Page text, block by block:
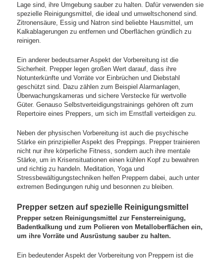
Lage sind, ihre Umgebung sauber zu halten. Dafür verwenden sie
spezielle Reinigungsmittel, die ideal und umweltschonend sind.
Zitronensäure, Essig und Natron sind beliebte Hausmittel, um
Kalkablagerungen zu entfernen und Oberflächen gründlich zu
reinigen.
Ein anderer bedeutsamer Aspekt der Vorbereitung ist die
Sicherheit. Prepper legen großen Wert darauf, dass ihre
Notunterkünfte und Vorräte vor Einbrüchen und Diebstahl
geschützt sind. Dazu zählen zum Beispiel Alarmanlagen,
Überwachungskameras und sichere Verstecke für wertvolle
Güter. Genauso Selbstverteidigungstrainings gehören oft zum
Repertoire eines Preppers, um sich im Ernstfall verteidigen zu.
Neben der physischen Vorbereitung ist auch die psychische
Stärke ein prinzipieller Aspekt des Preppings. Prepper trainieren
nicht nur ihre körperliche Fitness, sondern auch ihre mentale
Stärke, um in Krisensituationen einen kühlen Kopf zu bewahren
und richtig zu handeln. Meditation, Yoga und
Stressbewältigungstechniken helfen Preppern dabei, auch unter
extremen Bedingungen ruhig und besonnen zu bleiben.
Prepper setzen auf spezielle Reinigungsmittel
Prepper setzen Reinigungsmittel zur Fensterreinigung,
Badentkalkung und zum Polieren von Metalloberflächen ein,
um ihre Vorräte und Ausrüstung sauber zu halten.
Ein bedeutender Aspekt der Vorbereitung von Preppern ist die